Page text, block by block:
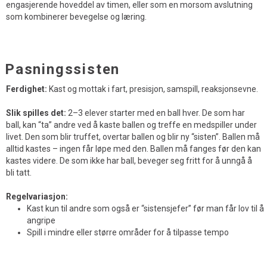
engasjerende hoveddel av timen, eller som en morsom avslutning
som kombinerer bevegelse og læring.
Pasningssisten
Ferdighet: Kast og mottak i fart, presisjon, samspill, reaksjonsevne.
Slik spilles det: 2–3 elever starter med en ball hver. De som har
ball, kan “ta” andre ved å kaste ballen og treffe en medspiller under
livet. Den som blir truffet, overtar ballen og blir ny “sisten”. Ballen må
alltid kastes – ingen får løpe med den. Ballen må fanges før den kan
kastes videre. De som ikke har ball, beveger seg fritt for å unngå å
bli tatt.
Regelvariasjon:
Kast kun til andre som også er “sistensjefer” før man får lov til å
angripe
Spill i mindre eller større områder for å tilpasse tempo